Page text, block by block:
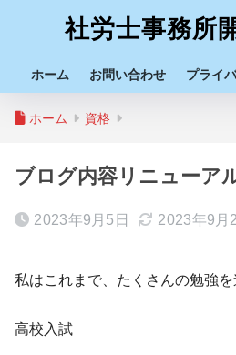
社労士事務所
ホーム お問い合わせ プライ
ホーム 資格
ブログ内容リニューア
2023年9月5日 2023年9月
私はこれまで、たくさんの勉強を
高校入試